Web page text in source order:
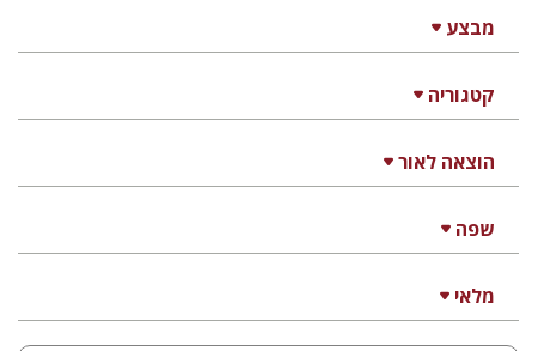
מבצע
קטגוריה
הוצאה לאור
שפה
מלאי